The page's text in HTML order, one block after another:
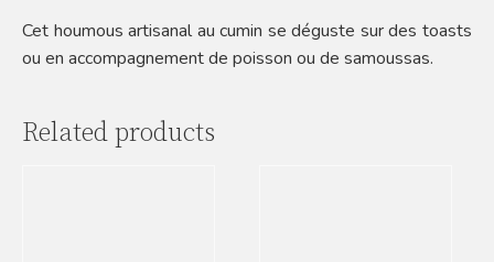
Cet houmous artisanal au cumin se déguste sur des toasts
ou en accompagnement de poisson ou de samoussas.
Related products